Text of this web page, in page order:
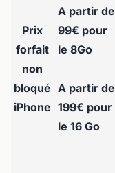
Prix
forfait
non
bloqué
iPhone
A partir de
99€ pour
le 8Go
A partir de
199€ pour
le 16 Go